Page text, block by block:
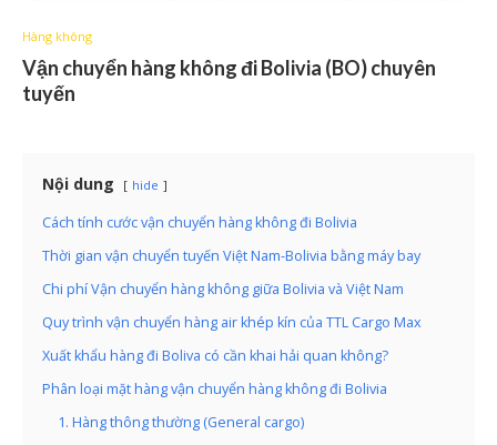
Hàng không
Vận chuyển hàng không đi Bolivia (BO) chuyên
tuyến
Nội dung hide
Cách tính cước vận chuyển hàng không đi Bolivia
Thời gian vận chuyển tuyến Việt Nam-Bolivia bằng máy bay
Chi phí Vận chuyển hàng không giữa Bolivia và Việt Nam
Quy trình vận chuyển hàng air khép kín của TTL Cargo Max
Xuất khẩu hàng đi Boliva có cần khai hải quan không?
Phân loại mặt hàng vận chuyển hàng không đi Bolivia
1. Hàng thông thường (General cargo)